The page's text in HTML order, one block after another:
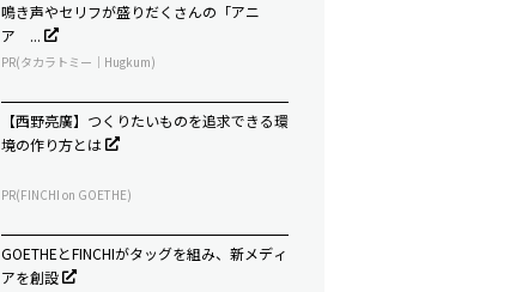
鳴き声やセリフが盛りだくさんの「アニ
ア ...
PR(タカラトミー｜Hugkum)
【西野亮廣】つくりたいものを追求できる環
境の作り方とは
PR(FINCHI on GOETHE)
GOETHEとFINCHIがタッグを組み、新メディ
アを創設